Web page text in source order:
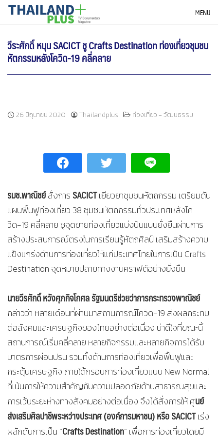
SkipTHAILANDPLUS NEWS MENU
วีระศักดิ์ หนุน SACICT ชู Crafts Destination ท่องเที่ยวชุมชน
หัตกรรมหลังโควิด-19 คลี่คลาย
26 มิถุนายน 2020 Thailandplus ท่องเที่ยว - วัฒนธรรม
รมช.พาณิชย์สั่งการ SACICTเยียวยาชุมชนหัตถกรรม เตรียมดัน
แผนฟื้นฟูท่องเที่ยว 38 ชุมชนหัตถกรรมทั่วประเทศหลังโค
วิด-19 คลี่คลาย ชูจุดขายท่องเที่ยวแบ่งปันแบบยั่งยืนผ่านการ
สร้างประสบการณ์ตรงในการเรียนรู้หัตถศิลป์ เสริมสร้างความ
แข็งแกร่งด้านการท่องเที่ยวให้แก่ประเทศไทยในการเป็น Crafts
Destination จุดหมายปลายทางงานคราฟต์อย่างยั่งยืน
นายวีรศักดิ์ หวังศุภกิจโกศล รัฐมนตรีช่วยว่าการกระทรวงพาณิชย์
กล่าวว่า หลายเดือนที่ผ่านมาสถานการณ์โควิด-19 ส่งผลกระทบ
ต่อสังคมและเศรษฐกิจของไทยอย่างต่อเนื่อง น่าดีใจที่ขณะนี้
สถานการณ์เริ่มคลี่คลาย หลายกิจกรรมและหลายกิจการได้รับ
มาตรการผ่อนปรน รวมทั้งด้านการท่องเที่ยวเพื่อฟื้นฟูและ
กระตุ้นเศรษฐกิจ ภายใต้กรอบการท่องเที่ยวแบบ New Normal
ที่เน้นการให้ความสำคัญกับความปลอดภัยด้านสาธารณสุขและ
การเว้นระยะห่างทางสังคมอย่างต่อเนื่อง จึงได้สั่งการให้ ศูนย์
ส่งเสริมศิลปาชีพระหว่างประเทศ (องค์การมหาชน) หรือ SACICTเร่ง
ผลักดันการเป็น “Crafts Destination” เพื่อการท่องเที่ยวโดยมี